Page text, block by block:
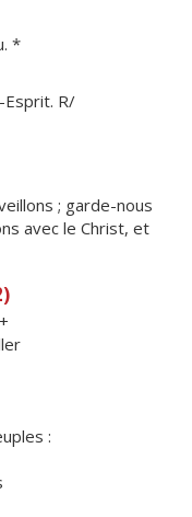
*
Esprit. R/
; garde-nous
avec le Christ, et
: